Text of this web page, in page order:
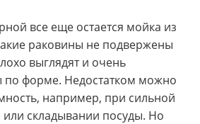
все еще остается мойка из
раковины не подвержены
выглядят и очень
по форме. Недостатком можно
например, при сильной
или складывании посуды. Но